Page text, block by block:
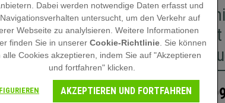
komplett
999,90 €
Dabei werden notwendige Daten erfasst und
untersucht, um den Verkehr auf
Webseite zu analylsieren. Weitere Informationen
finden Sie in unserer Cookie-Richtlinie. Sie können
alle Cookies akzeptieren, indem Sie auf "Akzeptieren
und fortfahren" klicken.
AKZEPTIEREN UND FORTFAHREN